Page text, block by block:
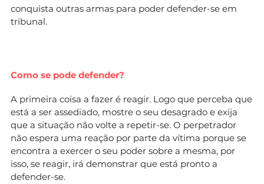
conquista outras armas para poder defender-se em
tribunal.
Como se pode defender?
A primeira coisa a fazer é reagir. Logo que perceba que
está a ser assediado, mostre o seu desagrado e exija
que a situação não volte a repetir-se. O perpetrador
não espera uma reação por parte da vítima porque se
encontra a exercer o seu poder sobre a mesma, por
isso, se reagir, irá demonstrar que está pronto a
defender-se.